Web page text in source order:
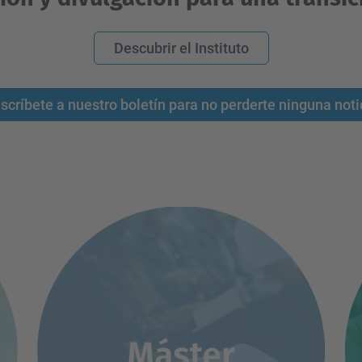
Descubrir el Instituto
a nuestro boletín para no perderte ninguna